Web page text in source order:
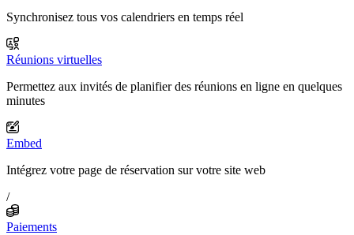
Synchronisez tous vos calendriers en temps réel
Réunions virtuelles
Permettez aux invités de planifier des réunions en ligne en quelques
minutes
Embed
Intégrez votre page de réservation sur votre site web
/
Paiements